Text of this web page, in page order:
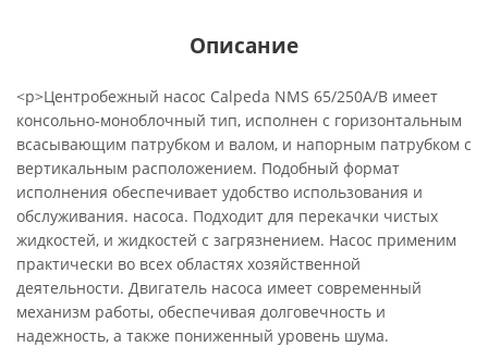
Описание
<p>Центробежный насос Calpeda NMS 65/250A/B имеет
консольно-моноблочный тип, исполнен с горизонтальным
всасывающим патрубком и валом, и напорным патрубком с
вертикальным расположением. Подобный формат
исполнения обеспечивает удобство использования и
обслуживания. насоса. Подходит для перекачки чистых
жидкостей, и жидкостей с загрязнением. Насос применим
практически во всех областях хозяйственной
деятельности. Двигатель насоса имеет современный
механизм работы, обеспечивая долговечность и
надежность, а также пониженный уровень шума.